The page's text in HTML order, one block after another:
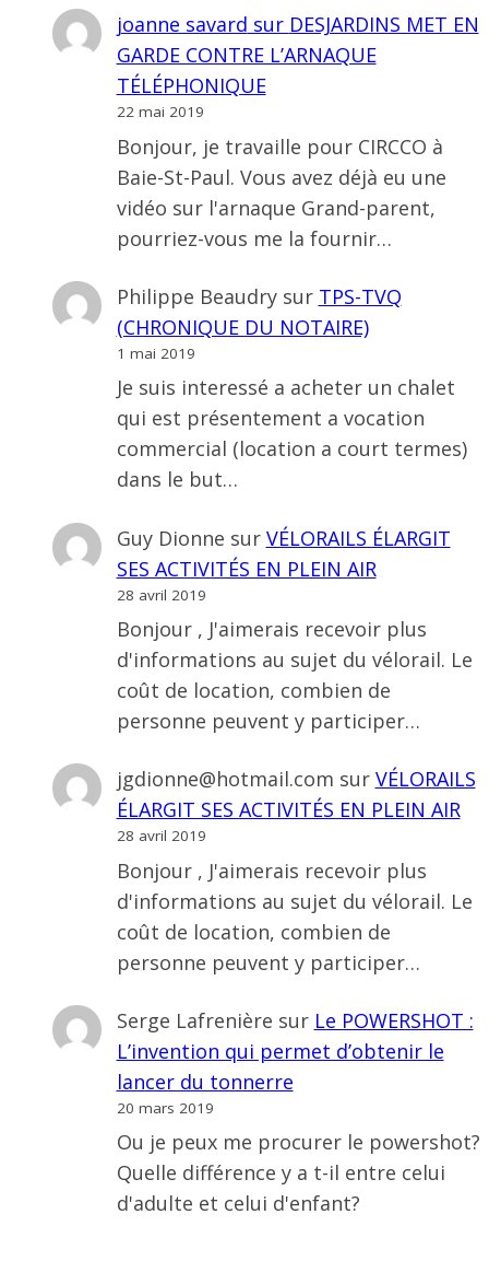
joanne savard sur DESJARDINS MET EN
GARDE CONTRE L’ARNAQUE
TÉLÉPHONIQUE
22 mai 2019
Bonjour, je travaille pour CIRCCO à
Baie-St-Paul. Vous avez déjà eu une
vidéo sur l'arnaque Grand-parent,
pourriez-vous me la fournir…
Philippe Beaudrysur TPS-TVQ
(CHRONIQUE DU NOTAIRE)
1 mai 2019
Je suis interessé a acheter un chalet
qui est présentement a vocation
commercial (location a court termes)
dans le but…
Guy Dionne sur VÉLORAILS ÉLARGIT
SES ACTIVITÉS EN PLEIN AIR
28 avril 2019
Bonjour , J'aimerais recevoir plus
d'informations au sujet du vélorail. Le
coût de location, combien de
personne peuvent y participer…
jgdionne@hotmail.com sur VÉLORAILS
ÉLARGIT SES ACTIVITÉS EN PLEIN AIR
28 avril 2019
Bonjour , J'aimerais recevoir plus
d'informations au sujet du vélorail. Le
coût de location, combien de
personne peuvent y participer…
Serge Lafrenière sur Le POWERSHOT :
L’invention qui permet d’obtenir le
lancer du tonnerre
20 mars 2019
Ou je peux me procurer le powershot?
Quelle différence y a t-il entre celui
d'adulte et celui d'enfant?